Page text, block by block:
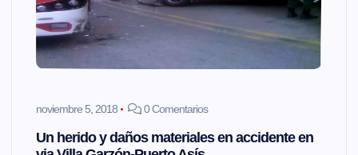
noviembre 5, 2018 0 Comentarios
Un herido y daños materiales en accidente en